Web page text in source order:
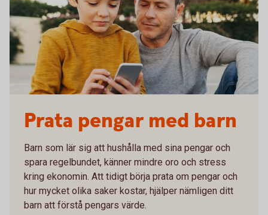
Prata pengar med barn
Barn som lär sig att hushålla med sina pengar och
spara regelbundet, känner mindre oro och stress
kring ekonomin. Att tidigt börja prata om pengar och
hur mycket olika saker kostar, hjälper nämligen ditt
barn att förstå pengars värde.